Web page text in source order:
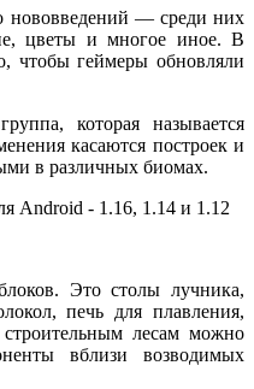
нововведений — среди них
цветы и многое иное. В
чтобы геймеры обновляли
которая называется
касаются построек и
в различных биомах.
Это столы лучника,
печь для плавления,
строительным лесам можно
вблизи возводимых